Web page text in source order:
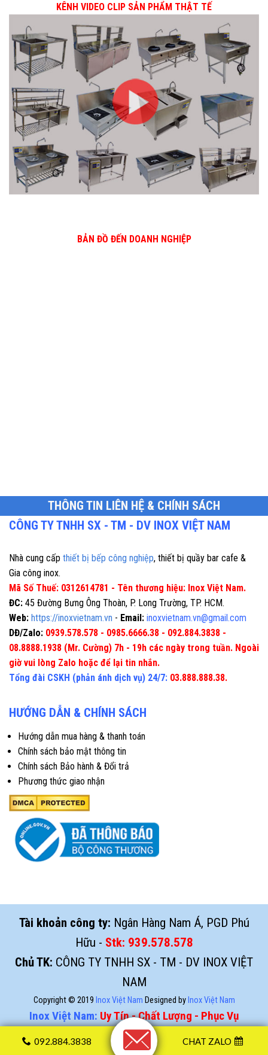
092.884.3838 CHAT ZALO
KÊNH VIDEO CLIP SẢN PHẨM THẬT TẾ
BẢN ĐỒ ĐẾN DOANH NGHIỆP
THÔNG TIN LIÊN HỆ & CHÍNH SÁCH
CÔNG TY TNHH SX - TM - DV INOX VIỆT NAM
Nhà cung cấp thiết bị bếp công nghiệp, thiết bị quầy bar cafe &
Gia công inox.
Mã Số Thuế: 0312614781 - Tên thương hiệu: Inox Việt Nam.
ĐC: 45 Đường Bưng Ông Thoàn, P. Long Trường, TP. HCM.
Web: https://inoxvietnam.vn - Email: inoxvietnam.vn@gmail.com
DĐ/Zalo: 0939.578.578 - 0985.6666.38 - 092.884.3838 -
08.8888.1938 (Mr. Cường) 7h - 19h các ngày trong tuần. Ngoài
giờ vui lòng Zalo hoặc để lại tin nhắn.
Tổng đài CSKH (phản ánh dịch vụ) 24/7: 03.888.888.38.
HƯỚNG DẪN & CHÍNH SÁCH
Hướng dẫn mua hàng & thanh toán
Chính sách bảo mật thông tin
Chính sách Bảo hành & Đổi trả
Phương thức giao nhận
Tài khoản công ty: Ngân Hàng Nam Á, PGD Phú
Hữu - Stk: 939.578.578
Chủ TK: CÔNG TY TNHH SX - TM - DV INOX VIỆT
NAM
Copyright © 2019 Inox Việt Nam Designed by Inox Việt Nam
Inox Việt Nam: Uy Tín - Chất Lượng - Phục Vụ